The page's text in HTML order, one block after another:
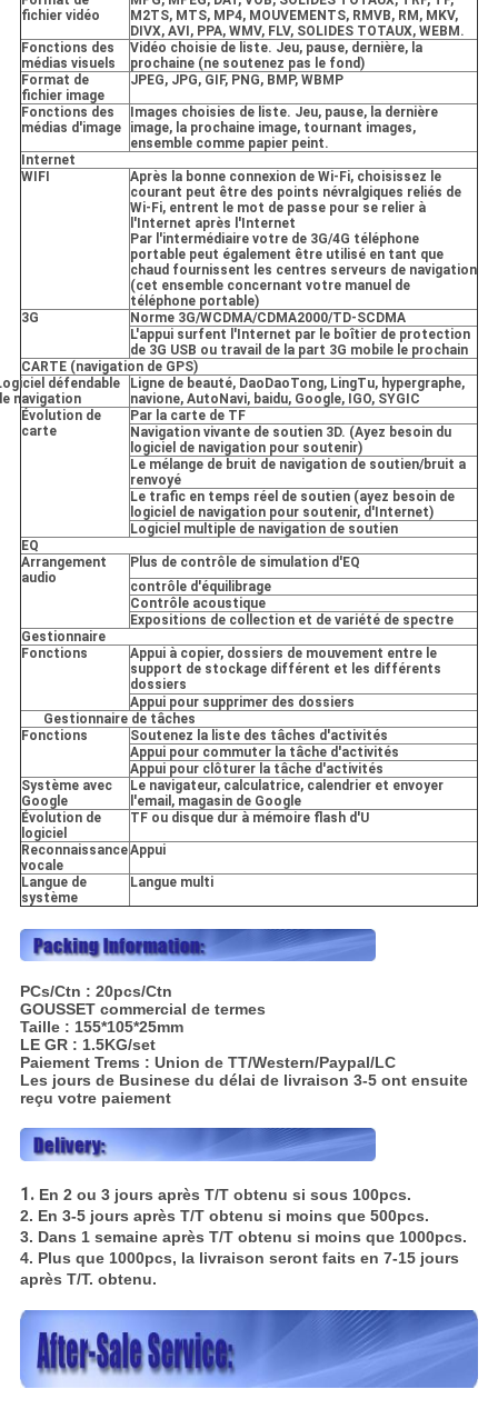
fichier vidéo
M2TS, MTS, MP4, MOUVEMENTS, RMVB, RM, MKV,
DIVX, AVI, PPA, WMV, FLV, SOLIDES TOTAUX, WEBM.
Fonctions des
médias visuels
Vidéo choisie de liste. Jeu, pause, dernière, la
prochaine (ne soutenez pas le fond)
Format de
fichier image
JPEG, JPG, GIF, PNG, BMP, WBMP
Fonctions des
médias d'image
Images choisies de liste. Jeu, pause, la dernière
image, la prochaine image, tournant images,
ensemble comme papier peint.
Internet
WIFI
Après la bonne connexion de Wi-Fi, choisissez le
courant peut être des points névralgiques reliés de
Wi-Fi, entrent le mot de passe pour se relier à
l'Internet après l'Internet
Par l'intermédiaire votre de 3G/4G téléphone
portable peut également être utilisé en tant que
chaud fournissent les centres serveurs de navigation
(cet ensemble concernant votre manuel de
téléphone portable)
3G
Norme 3G/WCDMA/CDMA2000/TD-SCDMA
L'appui surfent l'Internet par le boîtier de protection
de 3G USB ou travail de la part 3G mobile le prochain
CARTE (navigation de GPS)
défendable
navigation
Ligne de beauté, DaoDaoTong, LingTu, hypergraphe,
navione, AutoNavi, baidu, Google, IGO, SYGIC
Évolution de
carte
Par la carte de TF
Navigation vivante de soutien 3D. (Ayez besoin du
logiciel de navigation pour soutenir)
Le mélange de bruit de navigation de soutien/bruit a
renvoyé
Le trafic en temps réel de soutien (ayez besoin de
logiciel de navigation pour soutenir, d'Internet)
Logiciel multiple de navigation de soutien
EQ
Arrangement
audio
Plus de contrôle de simulation d'EQ
contrôle d'équilibrage
Contrôle acoustique
Expositions de collection et de variété de spectre
Gestionnaire
Fonctions
Appui à copier, dossiers de mouvement entre le
support de stockage différent et les différents
dossiers
Appui pour supprimer des dossiers
Gestionnaire de tâches
Fonctions
Soutenez la liste des tâches d'activités
Appui pour commuter la tâche d'activités
Appui pour clôturer la tâche d'activités
Système avec
Google
Le navigateur, calculatrice, calendrier et envoyer
l'email, magasin de Google
Évolution de
logiciel
TF ou disque dur à mémoire flash d'U
Reconnaissance
vocale
Appui
Langue de
système
Langue multi
PCs/Ctn : 20pcs/Ctn
GOUSSET commercial de termes
Taille : 155*105*25mm
LE GR : 1.5KG/set
Paiement Trems : Union de TT/Western/Paypal/LC
Les jours de Businese du délai de livraison 3-5 ont ensuite
reçu votre paiement
1. En 2 ou 3 jours après T/T obtenu si sous 100pcs.
2. En 3-5 jours après T/T obtenu si moins que 500pcs.
3. Dans 1 semaine après T/T obtenu si moins que 1000pcs.
4. Plus que 1000pcs, la livraison seront faits en 7-15 jours
après T/T. obtenu.